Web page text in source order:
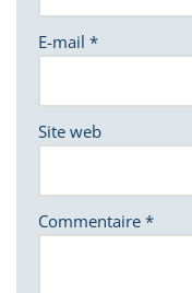
E-mail *
Site web
Commentaire *